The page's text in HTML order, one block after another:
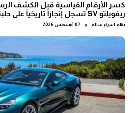
كسر الأرقام القياسية قبل الكشف
ريفويلتو SV تسجل إنجازاً تاريخياً على حلبة هوكنهايم
بقلم اسراء سالم ● 07 أغسطس 2026